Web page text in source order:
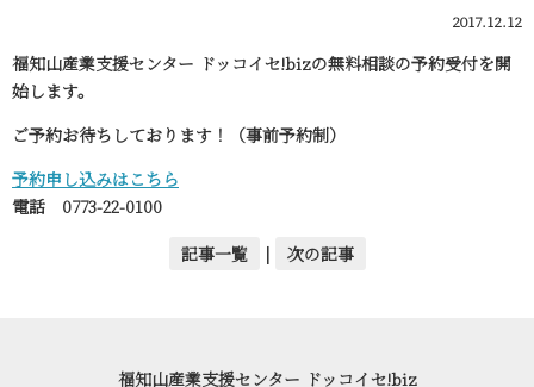
2017.12.12
福知山産業支援センター ドッコイセ!bizの無料相談の予約受付を開
始します。
ご予約お待ちしております！（事前予約制）
予約申し込みはこちら
電話 0773-22-0100
記事一覧
| 次の記事
福知山産業支援センター ドッコイセ!biz